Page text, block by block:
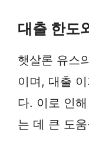
대출 한도
햇살론 유스
이며, 대출
다. 이로 인
는 데 큰 도